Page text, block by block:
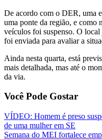
De acordo com o DER, uma
uma ponte da região, e como
veículos foi suspenso. O
foi enviada para avaliar a
Ainda nesta quarta, está
mais detalhada, mas até o
da via.
Você Pode Gostar
VÍDEO: Homem é preso
de uma mulher em SE
Semana do MEI fortalece